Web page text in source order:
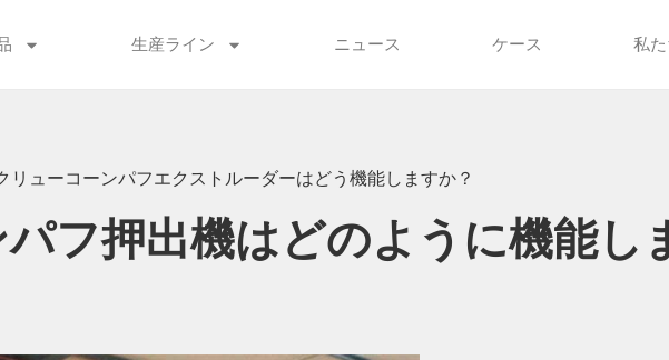
生産ライン ニュース ケース 私
リューコーンパフエクストルーダーはどう機能しますか？
フ押出機はどのように機能し